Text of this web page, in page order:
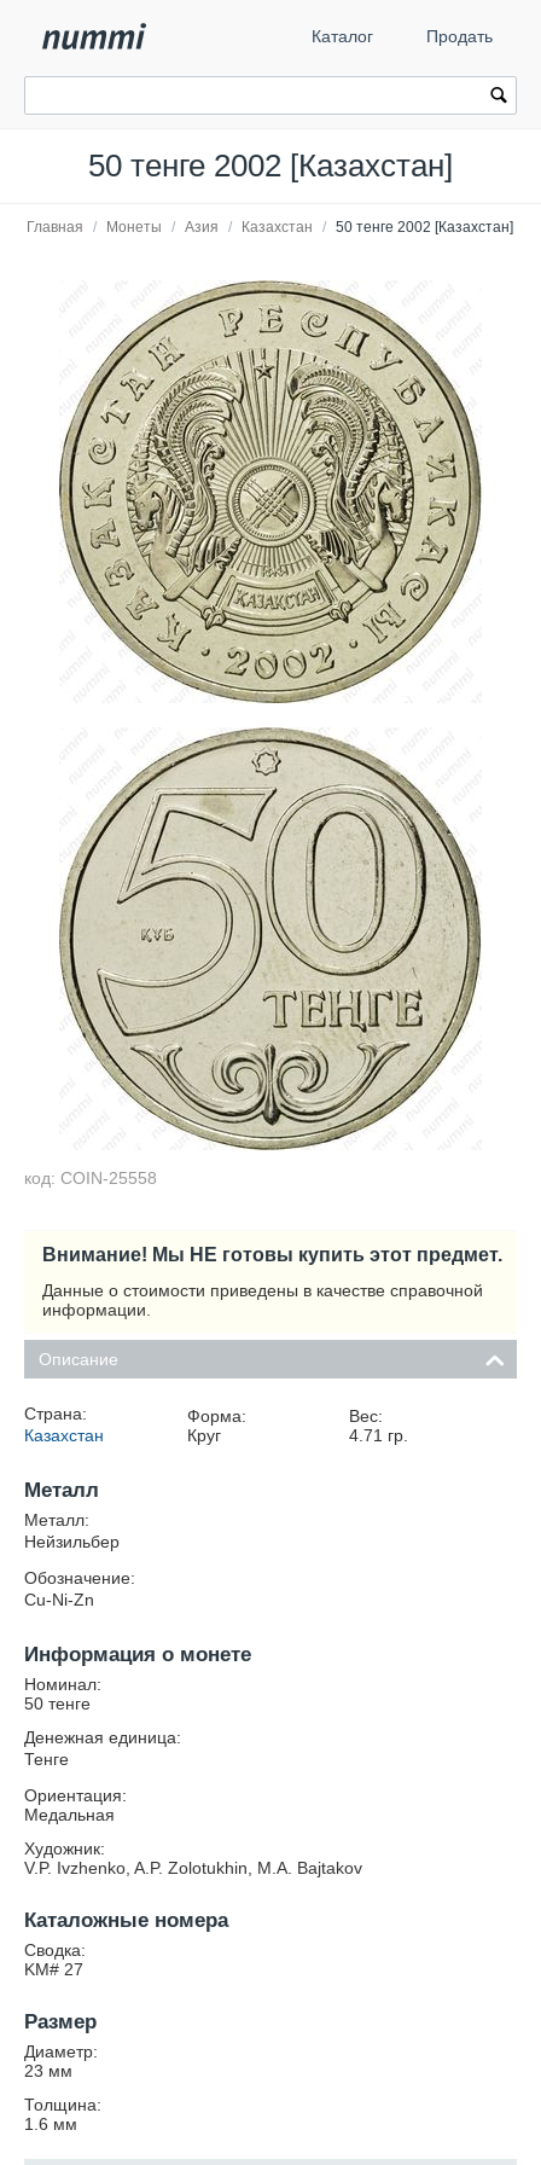
Каталог Продать
50 тенге 2002 [Казахстан]
Главная / Монеты / Азия / Казахстан / 50 тенге 2002 [Казахстан]
код: COIN-25558
Внимание! Мы НЕ готовы купить этот предмет.
Данные о стоимости приведены в качестве справочной
информации.
Описание
Страна:
Казахстан
Форма:
Круг
Вес:
4.71 гр.
Металл
Металл:
Нейзильбер
Обозначение:
Cu-Ni-Zn
Информация о монете
Номинал:
50 тенге
Денежная единица:
Тенге
Ориентация:
Медальная
Художник:
V.P. Ivzhenko, A.P. Zolotukhin, M.A. Bajtakov
Каталожные номера
Сводка:
KM# 27
Размер
Диаметр:
23 мм
Толщина:
1.6 мм